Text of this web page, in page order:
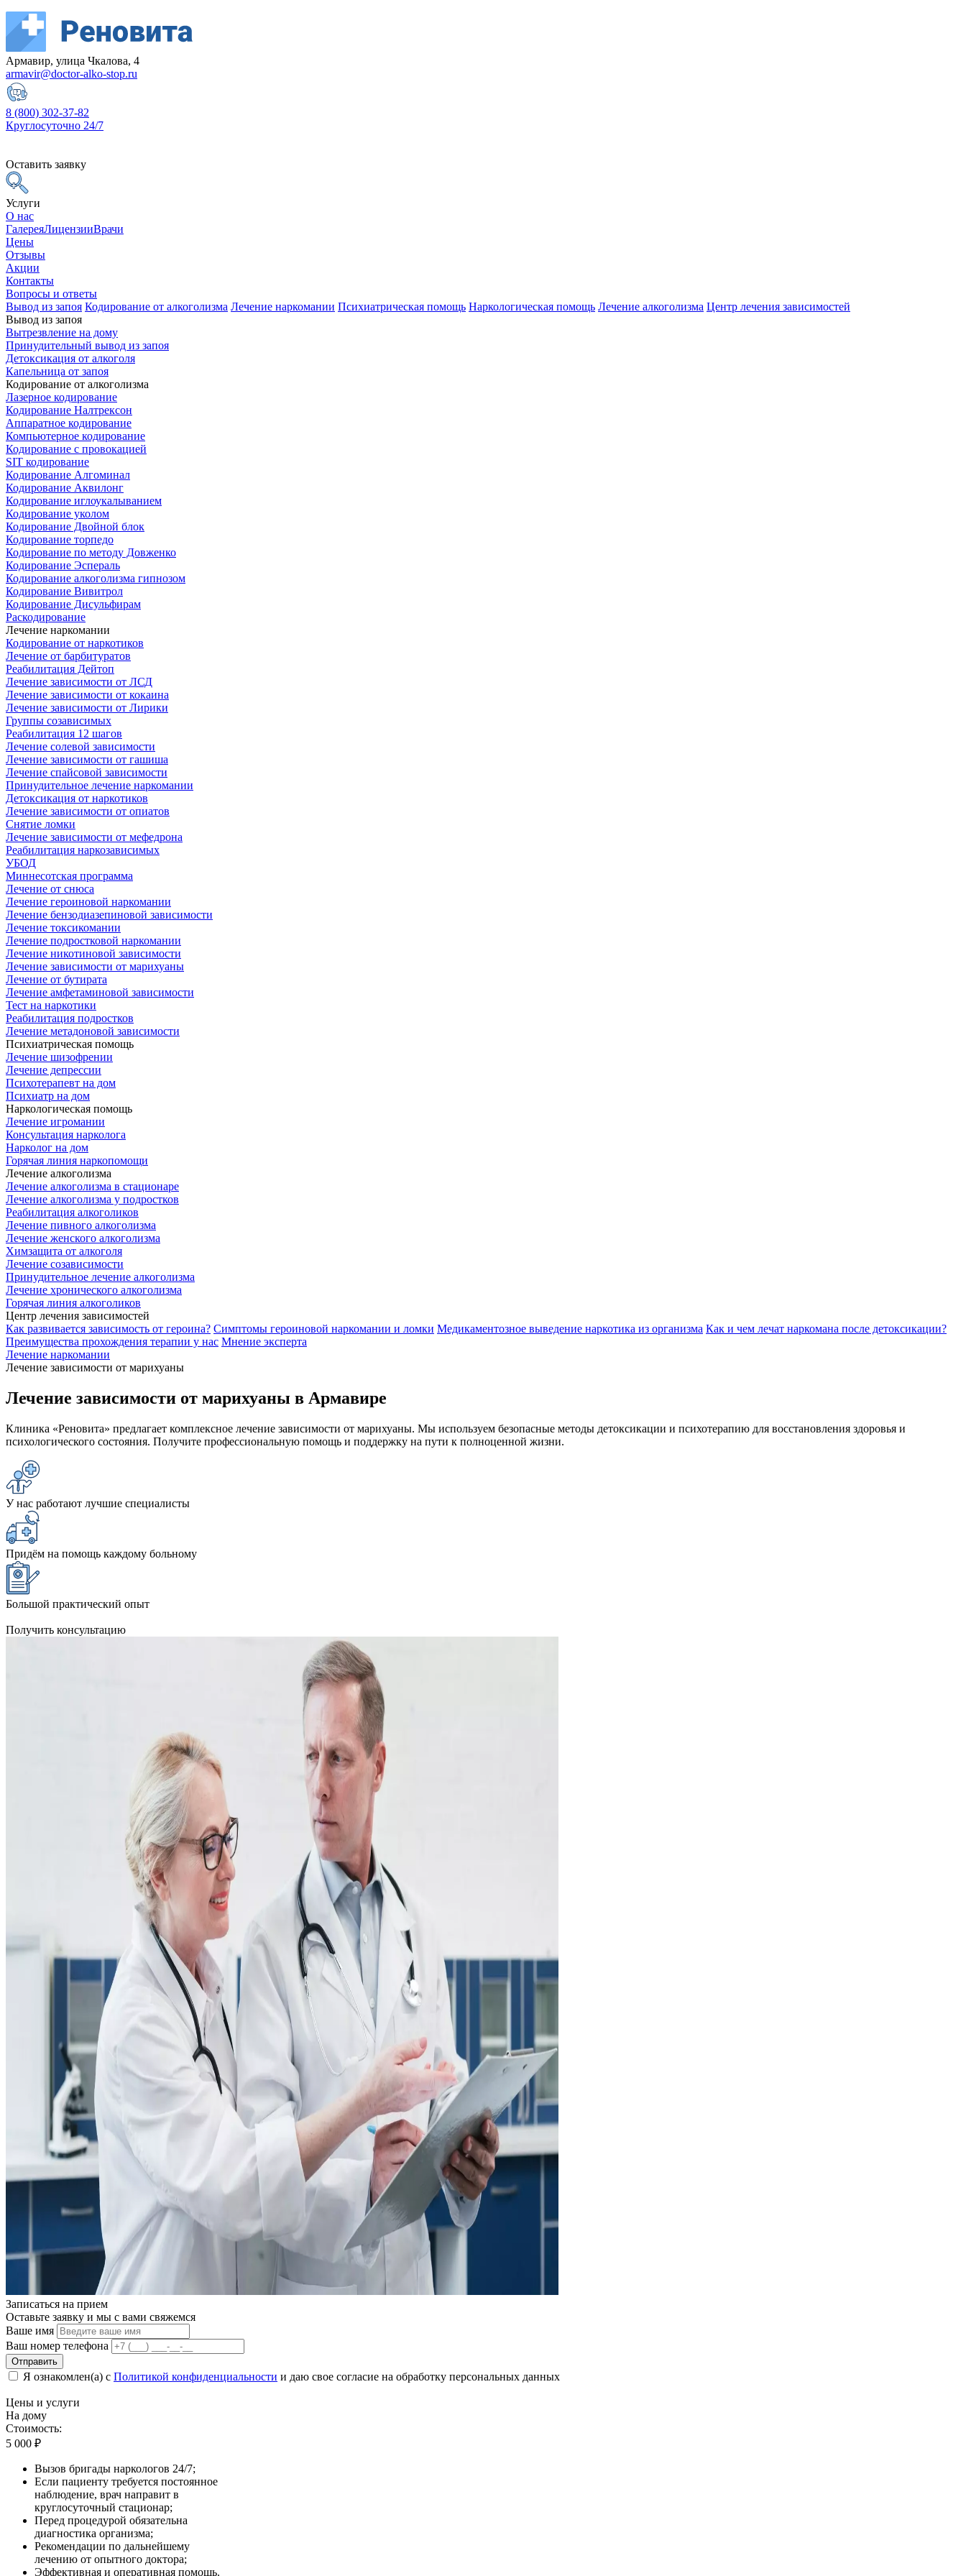
Армавир, улица Чкалова, 4
armavir@doctor-alko-stop.ru
8 (800) 302-37-82
Круглосуточно 24/7
Оставить заявку
Услуги
О нас
ГалереяЛицензииВрачи
Цены
Отзывы
Акции
Контакты
Вопросы и ответы
Вывод из запоя Кодирование от алкоголизма Лечение наркомании Психиатрическая помощь Наркологическая помощь Лечение алкоголизма Центр лечения зависимостей
Вывод из запоя
Вытрезвление на дому
Принудительный вывод из запоя
Детоксикация от алкоголя
Капельница от запоя
Кодирование от алкоголизма
Лазерное кодирование
Кодирование Налтрексон
Аппаратное кодирование
Компьютерное кодирование
Кодирование с провокацией
SIT кодирование
Кодирование Алгоминал
Кодирование Аквилонг
Кодирование иглоукалыванием
Кодирование уколом
Кодирование Двойной блок
Кодирование торпедо
Кодирование по методу Довженко
Кодирование Эспераль
Кодирование алкоголизма гипнозом
Кодирование Вивитрол
Кодирование Дисульфирам
Раскодирование
Лечение наркомании
Кодирование от наркотиков
Лечение от барбитуратов
Реабилитация Дейтоп
Лечение зависимости от ЛСД
Лечение зависимости от кокаина
Лечение зависимости от Лирики
Группы созависимых
Реабилитация 12 шагов
Лечение солевой зависимости
Лечение зависимости от гашиша
Лечение спайсовой зависимости
Принудительное лечение наркомании
Детоксикация от наркотиков
Лечение зависимости от опиатов
Снятие ломки
Лечение зависимости от мефедрона
Реабилитация наркозависимых
УБОД
Миннесотская программа
Лечение от снюса
Лечение героиновой наркомании
Лечение бензодиазепиновой зависимости
Лечение токсикомании
Лечение подростковой наркомании
Лечение никотиновой зависимости
Лечение зависимости от марихуаны
Лечение от бутирата
Лечение амфетаминовой зависимости
Тест на наркотики
Реабилитация подростков
Лечение метадоновой зависимости
Психиатрическая помощь
Лечение шизофрении
Лечение депрессии
Психотерапевт на дом
Психиатр на дом
Наркологическая помощь
Лечение игромании
Консультация нарколога
Нарколог на дом
Горячая линия наркопомощи
Лечение алкоголизма
Лечение алкоголизма в стационаре
Лечение алкоголизма у подростков
Реабилитация алкоголиков
Лечение пивного алкоголизма
Лечение женского алкоголизма
Химзащита от алкоголя
Лечение созависимости
Принудительное лечение алкоголизма
Лечение хронического алкоголизма
Горячая линия алкоголиков
Центр лечения зависимостей
Как развивается зависимость от героина? Симптомы героиновой наркомании и ломки Медикаментозное выведение наркотика из организма Как и чем лечат наркомана после детоксикации?
Преимущества прохождения терапии у нас Мнение эксперта
Лечение наркомании
Лечение зависимости от марихуаны
Лечение зависимости от марихуаны в Армавире
Клиника «Реновита» предлагает комплексное лечение зависимости от марихуаны. Мы используем безопасные методы детоксикации и психотерапию для восстановления здоровья и
психологического состояния. Получите профессиональную помощь и поддержку на пути к полноценной жизни.
У нас работают лучшие специалисты
Придём на помощь каждому больному
Большой практический опыт
Получить консультацию
Записаться на прием
Оставьте заявку и мы с вами свяжемся
Ваше имя
Ваш номер телефона
Отправить
Я ознакомлен(а) с Политикой конфиденциальности и даю свое cогласие на обработку персональных данных
Цены и услуги
На дому
Стоимость:
5 000 ₽
Вызов бригады наркологов 24/7;
Если пациенту требуется постоянное
наблюдение, врач направит в
круглосуточный стационар;
Перед процедурой обязательна
диагностика организма;
Рекомендации по дальнейшему
лечению от опытного доктора;
Эффективная и оперативная помощь.